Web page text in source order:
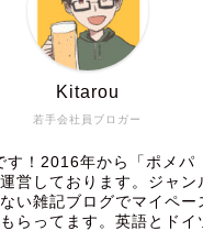
若手会社員ブロガー
Kitarou
す！2016年から「ポメパ
営しております。ジャン
い雑記ブログでマイペー
らってます。英語とドイ